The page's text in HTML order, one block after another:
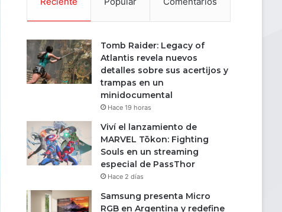
Tomb Raider: Legacy of
Atlantis revela nuevos
detalles sobre sus acertijos y
trampas en un
minidocumental
Hace 19 horas
Viví el lanzamiento de
MARVEL Tōkon: Fighting
Souls en un streaming
especial de PassThor
Hace 2 días
Samsung presenta Micro
RGB en Argentina y redefine